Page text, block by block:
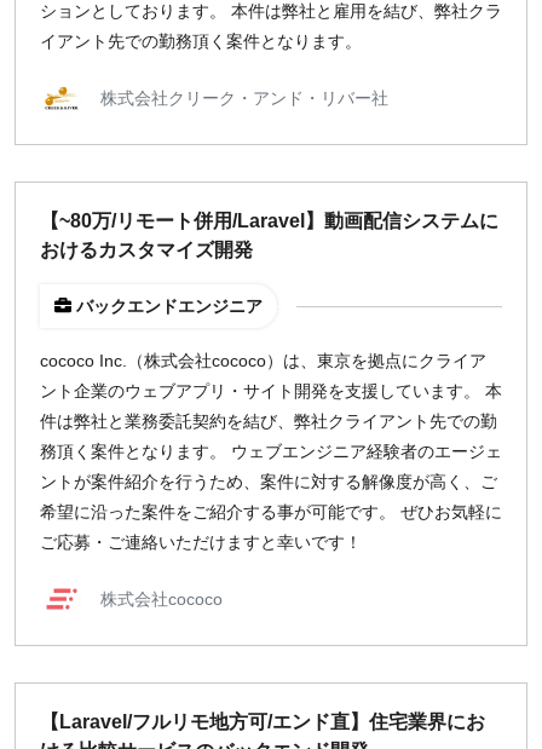
稼働時間
週4日
東京
名古屋
京都
募集状況
募集中のみ表示
ションとしております。 本件は弊社と雇用を結び、弊社クラ
イアント先での勤務頂く案件となります。
株式会社クリーク・アンド・リバー社
【~80万/リモート併用/Laravel】動画配信システムに
おけるカスタマイズ開発
バックエンドエンジニア
cococo Inc.（株式会社cococo）は、東京を拠点にクライア
ント企業のウェブアプリ・サイト開発を支援しています。 本
件は弊社と業務委託契約を結び、弊社クライアント先での勤
務頂く案件となります。 ウェブエンジニア経験者のエージェ
ントが案件紹介を行うため、案件に対する解像度が高く、ご
希望に沿った案件をご紹介する事が可能です。 ぜひお気軽に
ご応募・ご連絡いただけますと幸いです！
株式会社cococo
【Laravel/フルリモ地方可/エンド直】住宅業界にお